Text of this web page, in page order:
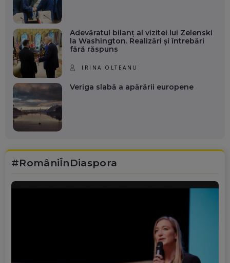
Adevăratul bilanț al vizitei lui Zelenski
la Washington. Realizări și întrebări
fără răspuns
IRINA OLTEANU
Veriga slabă a apărării europene
#RomâniÎnDiaspora